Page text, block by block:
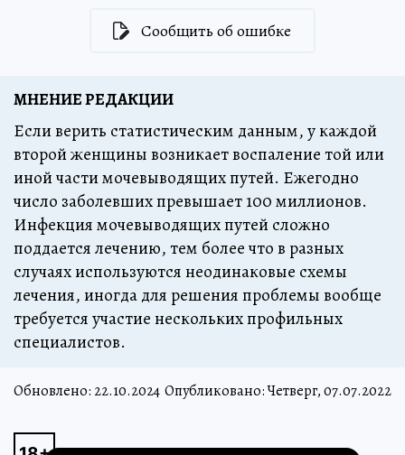
Сообщить об ошибке
МНЕНИЕ РЕДАКЦИИ
Если верить статистическим данным, у каждой
второй женщины возникает воспаление той или
иной части мочевыводящих путей. Ежегодно
число заболевших превышает 100 миллионов.
Инфекция мочевыводящих путей сложно
поддается лечению, тем более что в разных
случаях используются неодинаковые схемы
лечения, иногда для решения проблемы вообще
требуется участие нескольких профильных
специалистов.
Обновлено: 22.10.2024 Опубликовано: Четверг, 07.07.2022